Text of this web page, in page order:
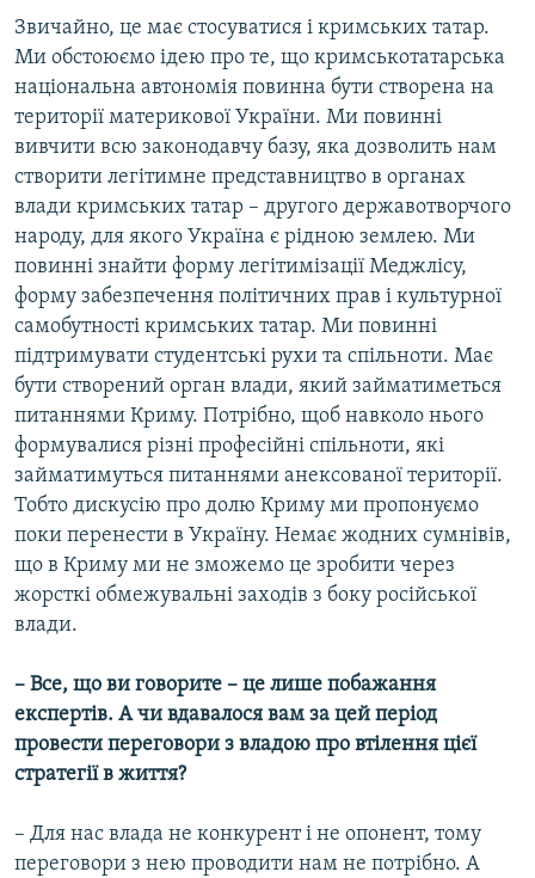
Звичайно, це має стосуватися і кримських татар.
Ми обстоюємо ідею про те, що кримськотатарська
національна автономія повинна бути створена на
території материкової України. Ми повинні
вивчити всю законодавчу базу, яка дозволить нам
створити легітимне представництво в органах
влади кримських татар – другого державотворчого
народу, для якого Україна є рідною землею. Ми
повинні знайти форму легітимізації Меджлісу,
форму забезпечення політичних прав і культурної
самобутності кримських татар. Ми повинні
підтримувати студентські рухи та спільноти. Має
бути створений орган влади, який займатиметься
питаннями Криму. Потрібно, щоб навколо нього
формувалися різні професійні спільноти, які
займатимуться питаннями анексованої території.
Тобто дискусію про долю Криму ми пропонуємо
поки перенести в Україну. Немає жодних сумнівів,
що в Криму ми не зможемо це зробити через
жорсткі обмежувальні заходів з боку російської
влади.
– Все, що ви говорите – це лише побажання
експертів. А чи вдавалося вам за цей період
провести переговори з владою про втілення цієї
стратегії в життя?
– Для нас влада не конкурент і не опонент, тому
переговори з нею проводити нам не потрібно. А